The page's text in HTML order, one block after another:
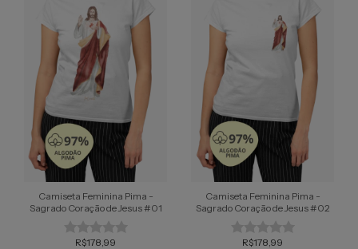
Camiseta Feminina Pima -
Sagrado Coração de Jesus #01
R$178,99
Camiseta Feminina Pima -
Sagrado Coração de Jesus #02
R$178,99